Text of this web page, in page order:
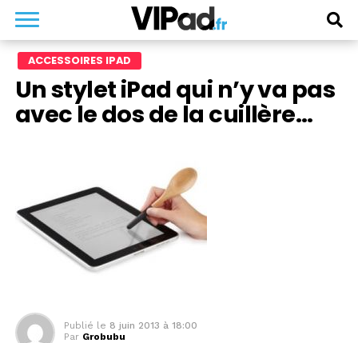
ACCESSOIRES IPAD
Un stylet iPad qui n’y va pas
avec le dos de la cuillère…
Publié le 8 juin 2013 à 18:00
Par Grobubu